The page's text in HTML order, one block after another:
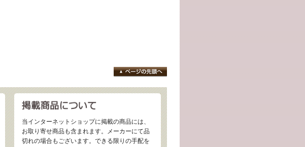
当インターネットショップに掲載の商品には、
お取り寄せ商品も含まれます。メーカーにて品
切れの場合もございます。できる限りの手配を